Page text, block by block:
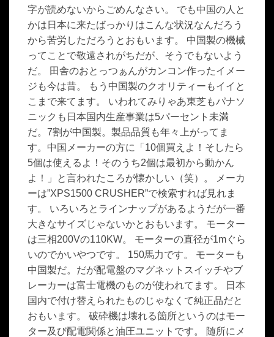
字が読めないからごめんなさい。 でも中国の人と
かは日本に来たばっかりはこんな状況なんだろう
から苦労しただろうとおもいます。 中国製の機械
ってことで敬遠されがちだが、そうでもないよう
だ。 田舎のおとっつぁんがカンコン作ったイメー
ジも今は昔。 もう中国製のクオリティーもイイと
こまで来てます。 いわれてみりゃあ東芝もパナソ
ニックも日本国内生産事業は5パーセント未満
だ。7割が中国製。製品品質も年々上がってま
す。中国メーカーの方に「10個買えよ！そしたら
5個は使えるよ！そのうち2個は最初から動かん
よ！」と言われたころが懐かしい（笑）。 メーカ
ーは”XPS1500 CRUSHER”で検索すれば見れま
す。 いろいろとラインナップがあるようだが一番
大きなサイズじゃないかとおもいます。 モーター
は三相200Vの110KW。 モーターの直径が1mぐら
いのでかいやつです。 150馬力です。 モーターも
中国製だ。だが配電盤のマグネットスイッチやブ
レーカーは富士電機のものが使われてます。 日本
国内で付け替えられたものじゃなくて純正品だと
おもいます。 破砕機は壊れる箇所というのはモー
ター及び配電関係と油圧ユニットです。 随所にメ